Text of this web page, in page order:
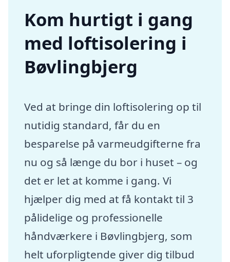
Kom hurtigt i gang
med loftisolering i
Bøvlingbjerg
Ved at bringe din loftisolering op til
nutidig standard, får du en
besparelse på varmeudgifterne fra
nu og så længe du bor i huset – og
det er let at komme i gang. Vi
hjælper dig med at få kontakt til 3
pålidelige og professionelle
håndværkere i Bøvlingbjerg, som
helt uforpligtende giver dig tilbud